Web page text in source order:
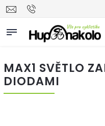
MAX1 SVĚTLO
DIODAMI